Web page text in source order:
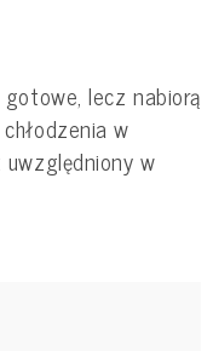
lecz nabiorą
w
w